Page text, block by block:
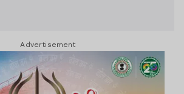
Advertisement